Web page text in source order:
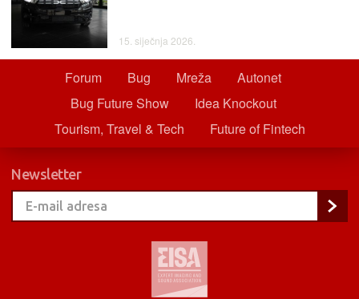
15. siječnja 2026.
Forum Bug Mreža
Autonet
Bug Future Show
Idea Knockout
Tourism, Travel & Tech
Future of Fintech
Newsletter